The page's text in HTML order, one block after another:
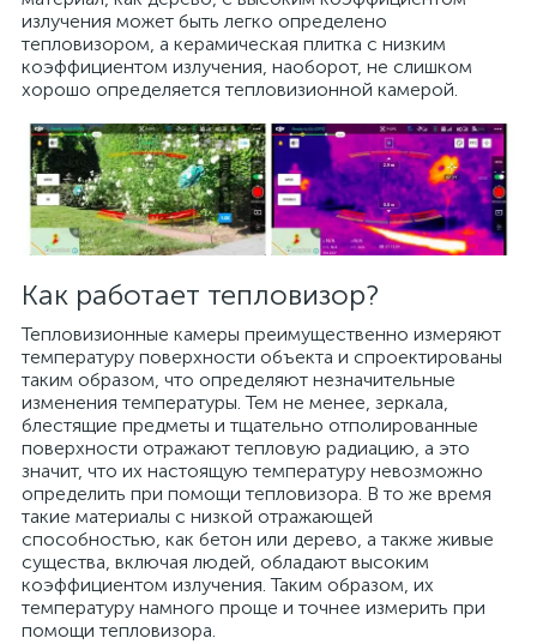
излучения может быть легко определено
тепловизором, а керамическая плитка с низким
коэффициентом излучения, наоборот, не слишком
хорошо определяется тепловизионной камерой.
Как работает тепловизор?
Тепловизионные камеры преимущественно измеряют
температуру поверхности объекта и спроектированы
таким образом, что определяют незначительные
изменения температуры. Тем не менее, зеркала,
блестящие предметы и тщательно отполированные
поверхности отражают тепловую радиацию, а это
значит, что их настоящую температуру невозможно
определить при помощи тепловизора. В то же время
такие материалы с низкой отражающей
способностью, как бетон или дерево, а также живые
существа, включая людей, обладают высоким
коэффициентом излучения. Таким образом, их
температуру намного проще и точнее измерить при
помощи тепловизора.